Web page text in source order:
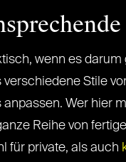
wenn es
Stile
Wer hier
Reihe von
für private, als auch